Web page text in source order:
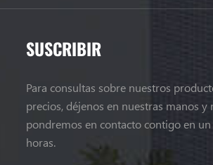
SUSCRIBIR
Para consultas sobre nuestros
precios, déjenos en nuestras manos y
pondremos en contacto contigo en
horas.